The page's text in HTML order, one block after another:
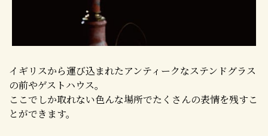
イギリスから運び込まれたアンティークなステンドグラス
の前やゲストハウス。
ここでしか取れない色んな場所でたくさんの表情を残すこ
とができます。